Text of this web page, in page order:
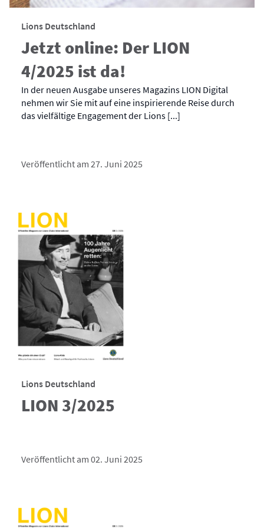
Lions Deutschland
Jetzt online: Der LION
4/2025 ist da!
In der neuen Ausgabe unseres Magazins LION Digital
nehmen wir Sie mit auf eine inspirierende Reise durch
das vielfältige Engagement der Lions [...]
Veröffentlicht am 27. Juni 2025
Lions Deutschland
LION 3/2025
Veröffentlicht am 02. Juni 2025